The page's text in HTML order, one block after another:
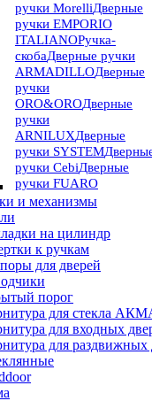
ручки MorelliДверные
ручки EMPORIO
ITALIANOРучка-
скобаДверные ручки
ARMADILLOДверные
ручки
ORO&OROДверные
ручки
ARNILUXДверные
ручки SYSTEM
ручки CebiДверные
ручки FUARO
и механизмы
на цилиндр
к ручкам
для дверей
порог
для стекла
для входных
для раздвижных